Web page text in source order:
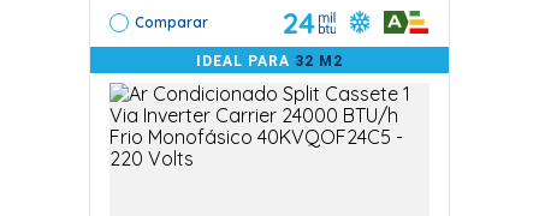
Comparar 24
IDEAL PARA 32 M2